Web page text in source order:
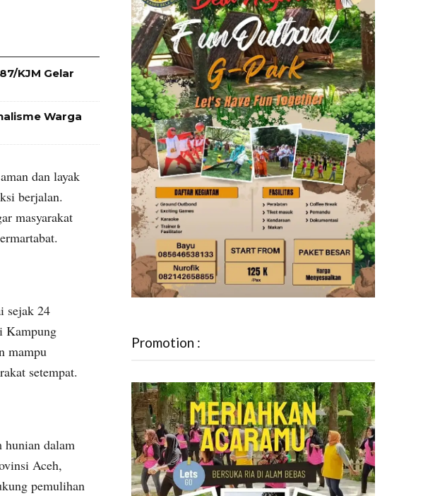
KJM Gelar
Warga
dan layak
berjalan.
masyarakat
sejak 24
Kampung
mampu
setempat.
hunian dalam
Aceh,
pemulihan
Promotion :